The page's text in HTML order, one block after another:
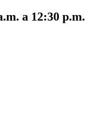
a 12:30 p.m.